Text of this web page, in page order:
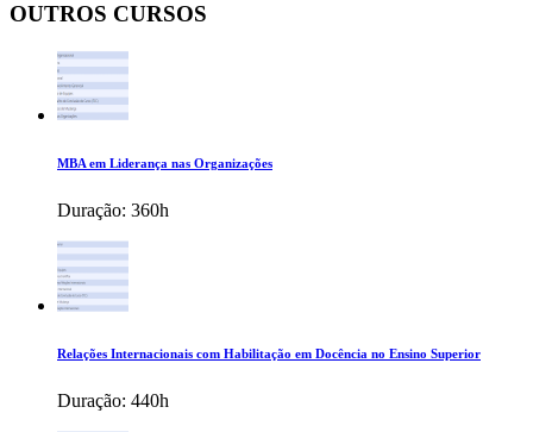
OUTROS CURSOS
MBA em Liderança nas Organizações
Duração: 360h
Relações Internacionais com Habilitação em Docência no Ensino Superior
Duração: 440h